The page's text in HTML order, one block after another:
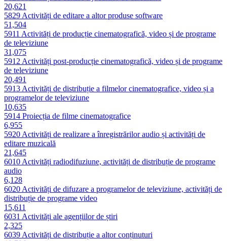
20,621
5829 Activități de editare a altor produse software
51,504
5911 Activități de producție cinematografică, video și de programe
de televiziune
31,075
5912 Activități post-producție cinematografică, video și de programe
de televiziune
20,491
5913 Activități de distribuție a filmelor cinematografice, video și a
programelor de televiziune
10,635
5914 Proiecția de filme cinematografice
6,955
5920 Activități de realizare a înregistrărilor audio și activități de
editare muzicală
21,645
6010 Activități radiodifuziune, activități de distribuție de programe
audio
6,128
6020 Activități de difuzare a programelor de televiziune, activități de
distribuție de programe video
15,611
6031 Activități ale agențiilor de știri
2,325
6039 Activități de distribuție a altor conținuturi